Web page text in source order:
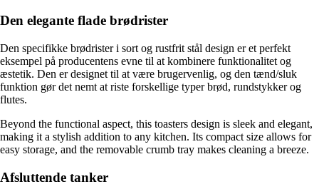
Den elegante flade brødrister
Den specifikke brødrister i sort og rustfrit stål design er et perfekt
eksempel på producentens evne til at kombinere funktionalitet og
æstetik. Den er designet til at være brugervenlig, og den tænd/sluk
funktion gør det nemt at riste forskellige typer brød, rundstykker og
flutes.
Beyond the functional aspect, this toasters design is sleek and elegant,
making it a stylish addition to any kitchen. Its compact size allows for
easy storage, and the removable crumb tray makes cleaning a breeze.
Afsluttende tanker